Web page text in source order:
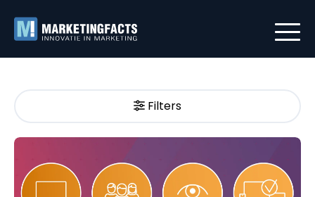
Filters